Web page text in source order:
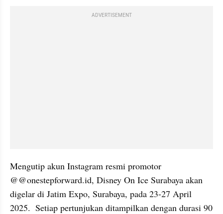
ADVERTISEMENT
Mengutip akun Instagram resmi promotor
@@onestepforward.id, Disney On Ice Surabaya akan
digelar di Jatim Expo, Surabaya, pada 23-27 April
2025.  Setiap pertunjukan ditampilkan dengan durasi 90